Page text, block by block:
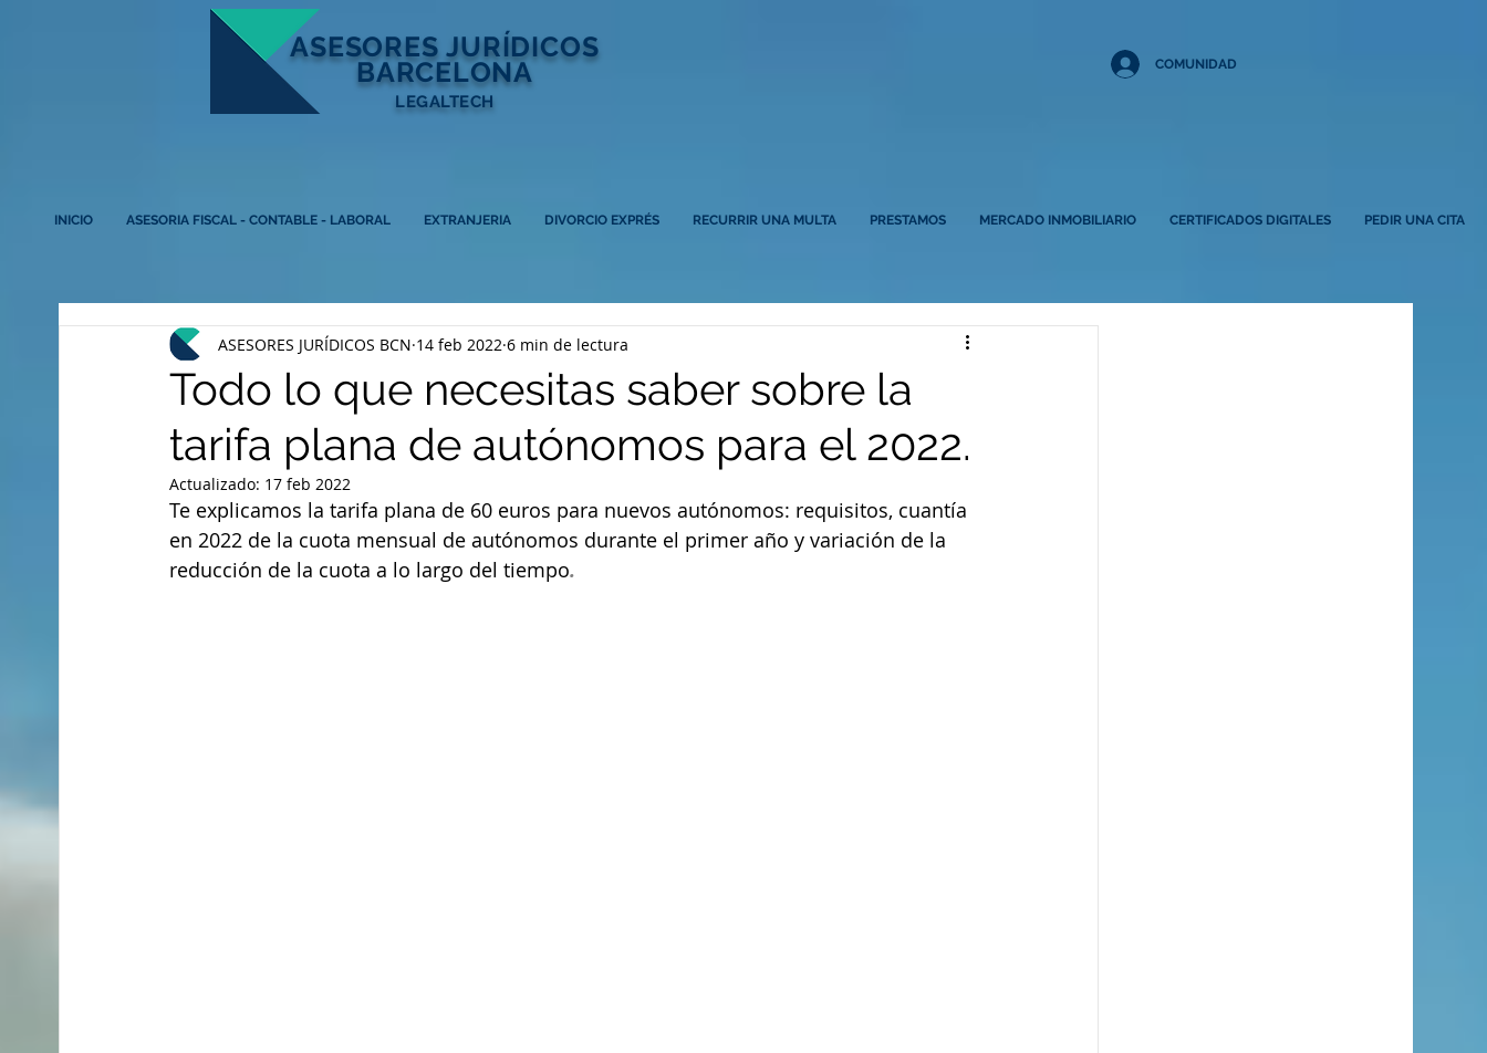
ASESORESJURÍDICOS
BARCELONA
LEGALTECH
COMUNIDAD
INICIO ASESORIA FISCAL - CONTABLE - LABORAL EXTRANJERIA DIVORCIO EXPRÉS RECURRIR UNA MULTA PRESTAMOS MERCADO INMOBILIARIO CERTIFICADOS DIGITALES PEDIR UNA CITA
Todo lo que necesitas saber sobre la
tarifa plana de autónomos para el 2022.
ASESORES JURÍDICOS BCN 14 feb 2022 6 min de lectura
Actualizado: 17 feb 2022
Te explicamos la tarifa plana de 60 euros para nuevos autónomos: requisitos, cuantía
en 2022 de la cuota mensual de autónomos durante el primer año y variación de la
reducción de la cuota a lo largo del tiempo.